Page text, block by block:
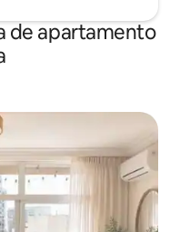
de apartamento